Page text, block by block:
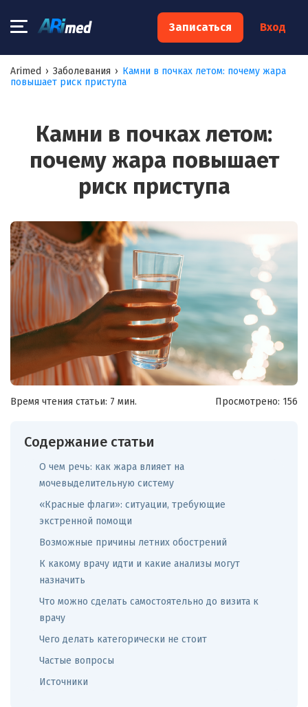
Записаться Вход
Arimed › Заболевания › Камни в почках летом: почему жара
повышает риск приступа
Камни в почках летом:
почему жара повышает
риск приступа
Время чтения статьи: 7 мин. Просмотрено: 156
Содержание статьи
О чем речь: как жара влияет на
мочевыделительную систему
«Красные флаги»: ситуации, требующие
экстренной помощи
Возможные причины летних обострений
К какому врачу идти и какие анализы могут
назначить
Что можно сделать самостоятельно до визита к
врачу
Чего делать категорически не стоит
Частые вопросы
Источники
×
Запишитесь на консультацию к
специалисту
Ваш телефон:*
Я согласен на обработку моих персональных данных